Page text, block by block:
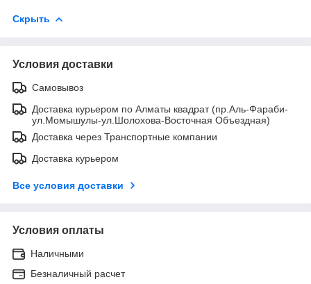
Скрыть
Условия доставки
Самовывоз
Доставка курьером по Алматы квадрат (пр.Аль-Фараби-
ул.Момышулы-ул.Шолохова-Восточная Объездная)
Доставка через Транспортные компании
Доставка курьером
Все условия доставки
Условия оплаты
Наличными
Безналичный расчет